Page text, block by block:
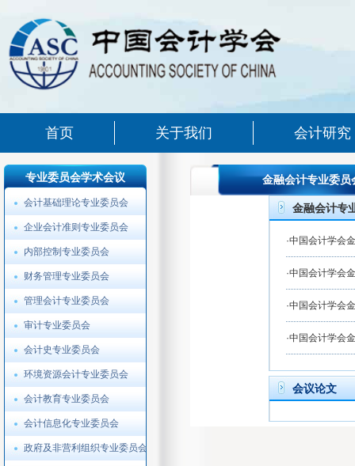
首页 关于我们 会计研究
专业委员会学术会议
会计基础理论专业委员会
企业会计准则专业委员会
内部控制专业委员会
财务管理专业委员会
管理会计专业委员会
审计专业委员会
会计史专业委员会
环境资源会计专业委员会
会计教育专业委员会
会计信息化专业委员会
政府及非营利组织专业委员会
金融会计专业委员
金融会计专
·中国会计学会
·中国会计学会
·中国会计学会
·中国会计学会
会议论文